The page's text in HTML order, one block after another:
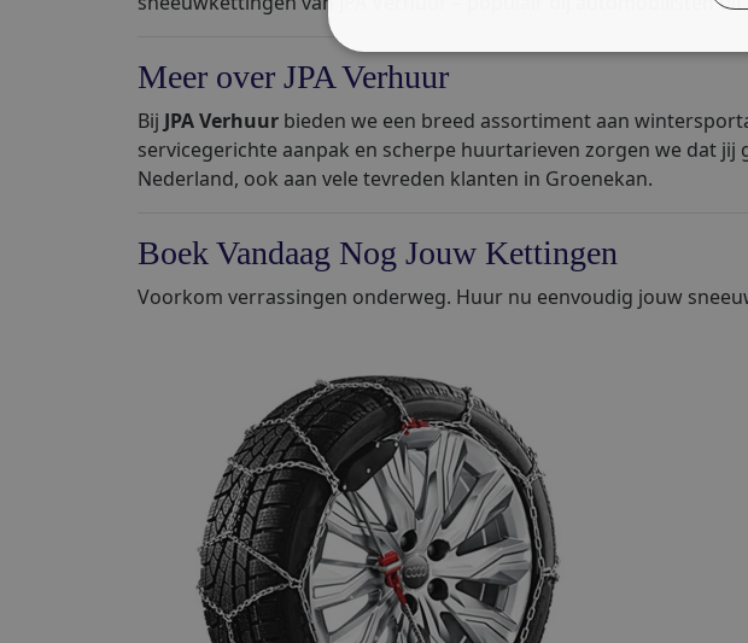
Meer over JPA Verhuur
Bij JPA Verhuur bieden we een breed assortiment aan
servicegerichte aanpak en scherpe huurtarieven zorgen we dat
Nederland, ook aan vele tevreden klanten in Groenekan.
Boek Vandaag Nog Jouw Kettingen
Voorkom verrassingen onderweg. Huur nu eenvoudig jouw